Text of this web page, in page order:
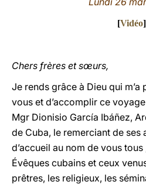
[Vidéo]
Chers frères et sœurs,
Je rends grâce à Dieu qui m’a
vous et d’accomplir ce
Mgr Dionisio García Ibáñez,
de Cuba, le remerciant de ses
d’accueil au nom de vous
Évêques cubains et ceux
prêtres, les religieux, les